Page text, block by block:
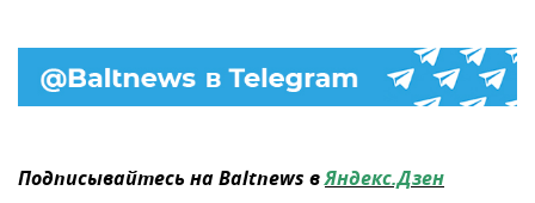
Подписывайтесь на Baltnews вЯндекс.Дзен